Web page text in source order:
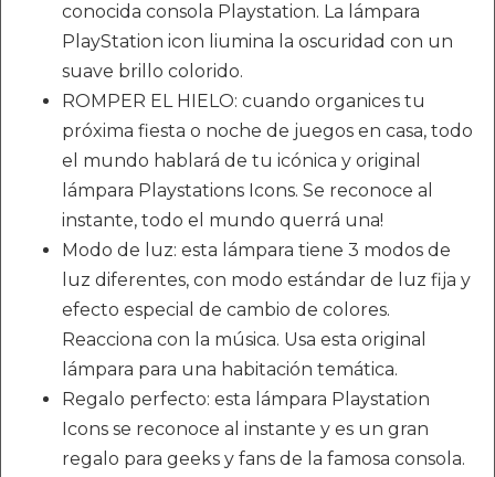
conocida consola Playstation. La lámpara
PlayStation icon liumina la oscuridad con un
suave brillo colorido.
ROMPER EL HIELO: cuando organices tu
próxima fiesta o noche de juegos en casa, todo
el mundo hablará de tu icónica y original
lámpara Playstations Icons. Se reconoce al
instante, todo el mundo querrá una!
Modo de luz: esta lámpara tiene 3 modos de
luz diferentes, con modo estándar de luz fija y
efecto especial de cambio de colores.
Reacciona con la música. Usa esta original
lámpara para una habitación temática.
Regalo perfecto: esta lámpara Playstation
Icons se reconoce al instante y es un gran
regalo para geeks y fans de la famosa consola.